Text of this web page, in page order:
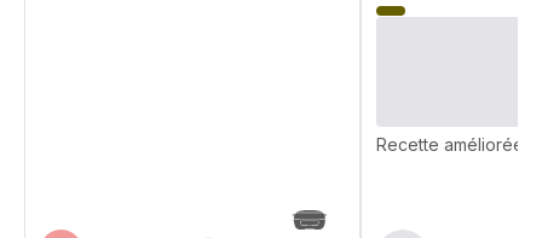
Recette améliorée
au